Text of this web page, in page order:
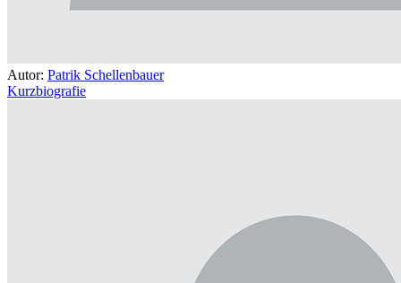
Autor: Patrik Schellenbauer
Kurzbiografie